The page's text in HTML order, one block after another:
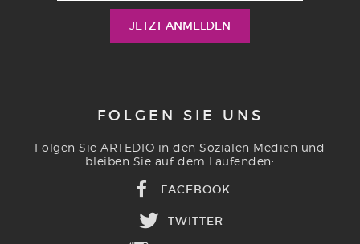
FOLGEN SIE UNS
Folgen Sie ARTEDIO in den Sozialen Medien und
bleiben Sie auf dem Laufenden:
FACEBOOK
TWITTER